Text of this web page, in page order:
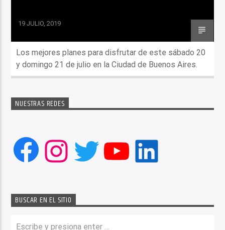
19 JULIO, 2019
Los mejores planes para disfrutar de este sábado 20
y domingo 21 de julio en la Ciudad de Buenos Aires.
NUESTRAS REDES
Facebook
Instagram
Twitter
YouTube
LinkedIn
BUSCAR EN EL SITIO